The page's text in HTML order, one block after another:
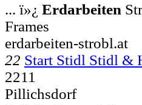
... ï»¿ Erdarbeiten
Frames
erdarbeiten-strobl.at
22 Start Stidl Stidl &
2211
Pillichsdorf